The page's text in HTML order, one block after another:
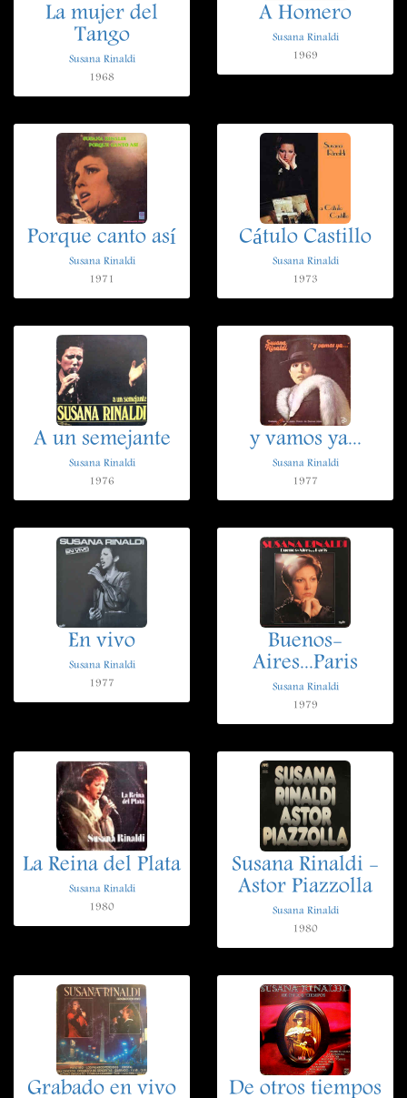
La mujer del
Tango
Susana Rinaldi
1968
A Homero
Susana Rinaldi
1969
Porque canto así
Susana Rinaldi
1971
Cátulo Castillo
Susana Rinaldi
1973
A un semejante
Susana Rinaldi
1976
y vamos ya...
Susana Rinaldi
1977
En vivo
Susana Rinaldi
1977
Buenos-
Aires...Paris
Susana Rinaldi
1979
La Reina del Plata
Susana Rinaldi
1980
Susana Rinaldi -
Astor Piazzolla
Susana Rinaldi
1980
Grabado en vivo De otros tiempos